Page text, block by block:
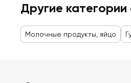
Другие
Молочные продукты, яйцо